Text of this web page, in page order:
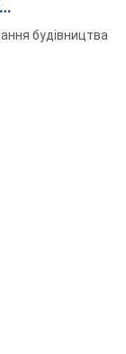
будівництва